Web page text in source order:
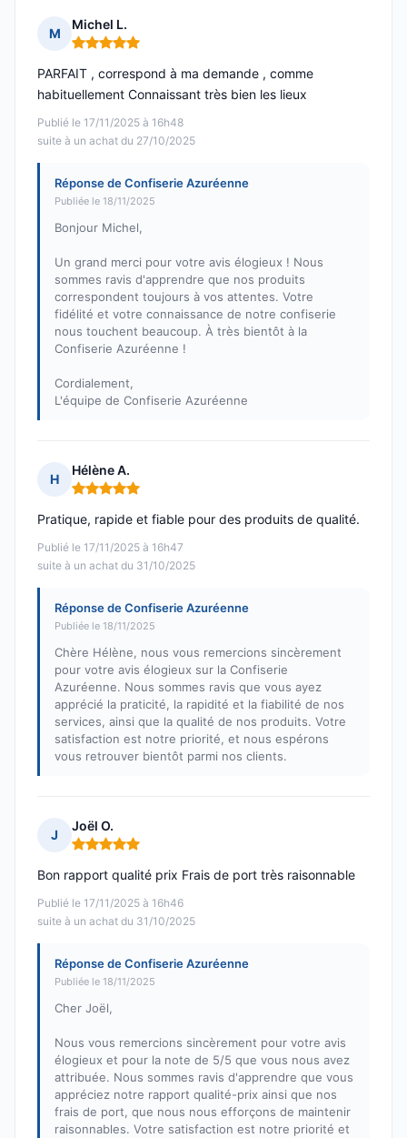
M
Michel L.
Note : 5 sur 5
Publié le 17/11/2025 à 16h48
suite à un achat du 27/10/2025
PARFAIT , correspond à ma demande , comme
habituellement Connaissant très bien les lieux
Réponse de Confiserie Azuréenne
Publiée le 18/11/2025
Bonjour Michel,
Un grand merci pour votre avis élogieux ! Nous
sommes ravis d'apprendre que nos produits
correspondent toujours à vos attentes. Votre
fidélité et votre connaissance de notre confiserie
nous touchent beaucoup. À très bientôt à la
Confiserie Azuréenne !
Cordialement,
L'équipe de Confiserie Azuréenne
H
Hélène A.
Note : 5 sur 5
Publié le 17/11/2025 à 16h47
suite à un achat du 31/10/2025
Pratique, rapide et fiable pour des produits de qualité.
Réponse de Confiserie Azuréenne
Publiée le 18/11/2025
Chère Hélène, nous vous remercions sincèrement
pour votre avis élogieux sur la Confiserie
Azuréenne. Nous sommes ravis que vous ayez
apprécié la praticité, la rapidité et la fiabilité de nos
services, ainsi que la qualité de nos produits. Votre
satisfaction est notre priorité, et nous espérons
vous retrouver bientôt parmi nos clients.
J
Joël O.
Note : 5 sur 5
Publié le 17/11/2025 à 16h46
suite à un achat du 31/10/2025
Bon rapport qualité prix Frais de port très raisonnable
Réponse de Confiserie Azuréenne
Publiée le 18/11/2025
Cher Joël,
Nous vous remercions sincèrement pour votre avis
élogieux et pour la note de 5/5 que vous nous avez
attribuée. Nous sommes ravis d'apprendre que vous
appréciez notre rapport qualité-prix ainsi que nos
frais de port, que nous nous efforçons de maintenir
raisonnables. Votre satisfaction est notre priorité et